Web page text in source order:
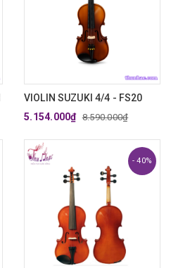
VIOLIN SUZUKI 4/4 - FS20
5.154.000₫ 8.590.000₫
- 40%